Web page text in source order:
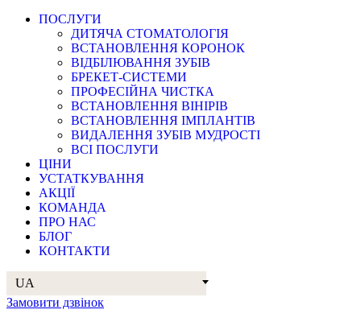
ПОСЛУГИ
ДИТЯЧА СТОМАТОЛОГІЯ
ВСТАНОВЛЕННЯ КОРОНОК
ВІДБІЛЮВАННЯ ЗУБІВ
БРЕКЕТ-СИСТЕМИ
ПРОФЕСІЙНА ЧИСТКА
ВСТАНОВЛЕННЯ ВІНІРІВ
ВСТАНОВЛЕННЯ ІМПЛАНТІВ
ВИДАЛЕННЯ ЗУБІВ МУДРОСТІ
ВСІ ПОСЛУГИ
ЦІНИ
УСТАТКУВАННЯ
АКЦІЇ
КОМАНДА
ПРО НАС
БЛОГ
КОНТАКТИ
UA
Замовити дзвінок